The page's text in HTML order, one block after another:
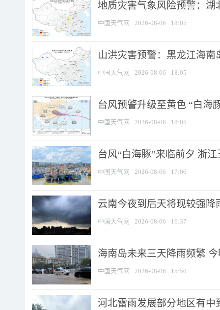
地质灾害气象风险预警：湖
中国天气网 2026-08-06 18:05
山洪灾害预警：黑龙江海
中国天气网 2026-08-06 18:05
台风预警升级至黄色 “白海
中国天气网 2026-08-06 18:05
台风“白海豚”来临前夕 浙
中国天气网 2026-08-06 17:06
云南今夜到后天将现较强降
中国天气网 2026-08-06 16:37
海南岛未来三天降雨频繁
中国天气网 2026-08-06 15:50
河北雷雨发展部分地区有中